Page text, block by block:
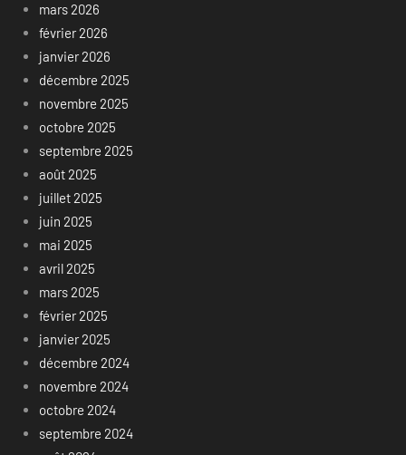
mars 2026
février 2026
janvier 2026
décembre 2025
novembre 2025
octobre 2025
septembre 2025
août 2025
juillet 2025
juin 2025
mai 2025
avril 2025
mars 2025
février 2025
janvier 2025
décembre 2024
novembre 2024
octobre 2024
septembre 2024